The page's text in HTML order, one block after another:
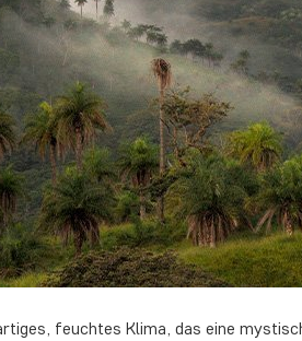
feuchtes Klima, das eine